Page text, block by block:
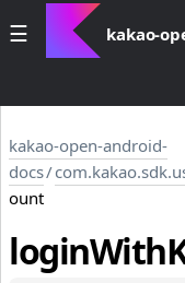
kakao-
kakao-open-android-
docs/
ount
loginWith